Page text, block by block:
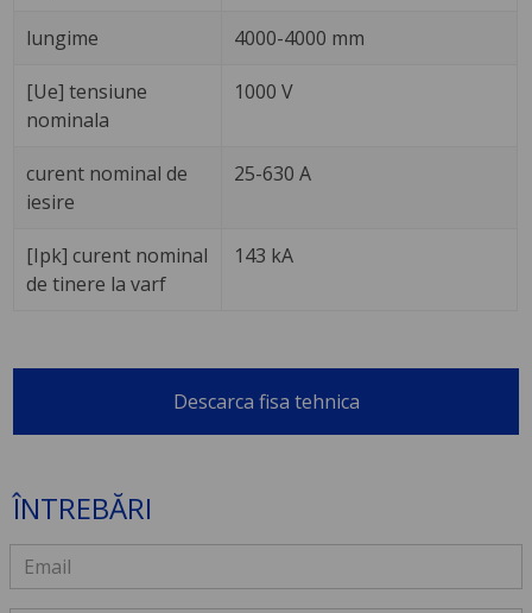
lungime 4000-4000 mm
[Ue] tensiune
nominala
1000 V
curent nominal de
iesire
25-630 A
[Ipk] curent nominal
de tinere la varf
143 kA
Descarca fisa tehnica
ÎNTREBĂRI